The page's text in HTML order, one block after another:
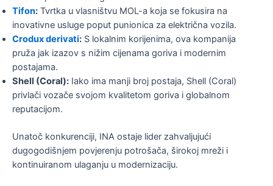
Tifon: Tvrtka u vlasništvu MOL-a koja se fokusira na
inovativne usluge poput punionica za električna vozila.
Crodux derivati: S lokalnim korijenima, ova kompanija
pruža jak izazov s nižim cijenama goriva i modernim
postajama.
Shell (Coral): Iako ima manji broj postaja, Shell (Coral)
privlači vozače svojom kvalitetom goriva i globalnom
reputacijom.
Unatoč konkurenciji, INA ostaje lider zahvaljujući
dugogodišnjem povjerenju potrošača, širokoj mreži i
kontinuiranom ulaganju u modernizaciju.